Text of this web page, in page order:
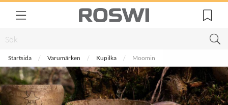
Startsida Varumärken Kupilka Moomin